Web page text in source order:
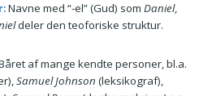
Navne med “-el” (Gud) som Daniel,
deler den teoforiske struktur.
af mange kendte personer, bl.a.
Samuel Johnson (leksikograf),